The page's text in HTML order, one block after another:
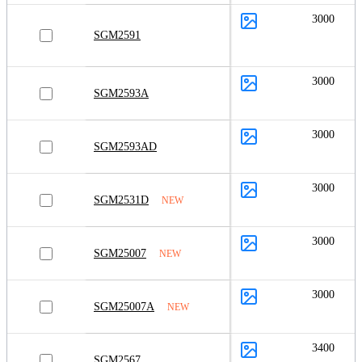
SGM2591
3000
SGM2593A
3000
SGM2593AD
3000
SGM2531D NEW
3000
SGM25007 NEW
3000
SGM25007A NEW
3000
SGM2567
3400